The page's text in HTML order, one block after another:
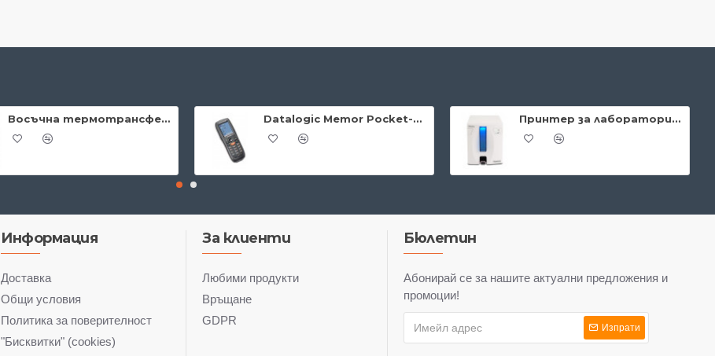
Восъчна термотрансферна лента 40мм/360м Datalogic Memor Pocket-size Mobile Computer Принтер за лаборатории PRIMERA Signature® Slide
Информация
Доставка
Общи условия
Политика за поверителност
"Бисквитки" (cookies)
За клиенти
Любими продукти
Връщане
GDPR
Бюлетин
Абонирай се за нашите актуални предложения и
промоции!
Изпрати